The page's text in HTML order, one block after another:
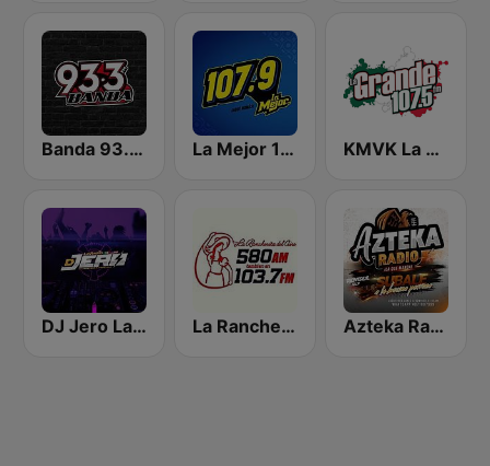
Banda 93.3 FM La Mejor 107.9 FM KMVK La Grande 107.5 FM
DJ Jero La Radio La Rancherita del Aire Azteka Radio